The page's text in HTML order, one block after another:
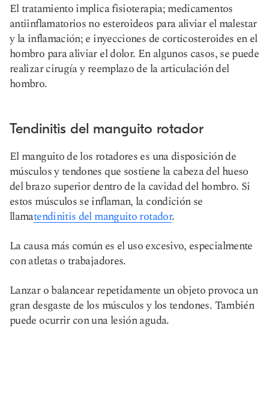
El tratamiento implica fisioterapia; medicamentos
antiinflamatorios no esteroideos para aliviar el malestar
y la inflamación; e inyecciones de corticosteroides en el
hombro para aliviar el dolor. En algunos casos, se puede
realizar cirugía y reemplazo de la articulación del
hombro.
Tendinitis del manguito rotador
El manguito de los rotadores es una disposición de
músculos y tendones que sostiene la cabeza del hueso
del brazo superior dentro de la cavidad del hombro. Si
estos músculos se inflaman, la condición se
llamatendinitis del manguito rotador.
La causa más común es el uso excesivo, especialmente
con atletas o trabajadores.
Lanzar o balancear repetidamente un objeto provoca un
gran desgaste de los músculos y los tendones. También
puede ocurrir con una lesión aguda.